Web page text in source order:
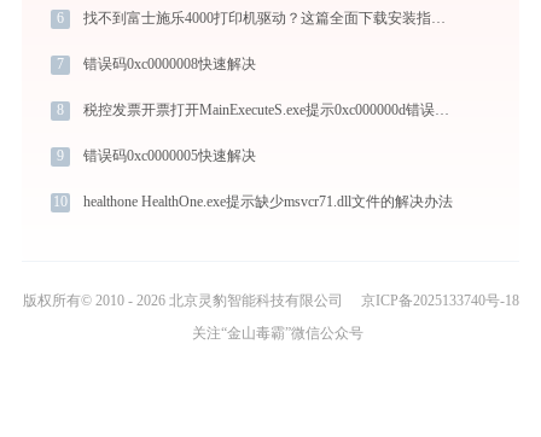
6 找不到富士施乐4000打印机驱动？这篇全面下载安装指南帮到你
7 错误码0xc0000008快速解决
8 税控发票开票打开MainExecuteS.exe提示0xc000000d错误码怎么办
9 错误码0xc0000005快速解决
10 healthone HealthOne.exe提示缺少msvcr71.dll文件的解决办法
版权所有© 2010 - 2026 北京灵豹智能科技有限公司
京ICP备2025133740号-18
关注“金山毒霸”微信公众号